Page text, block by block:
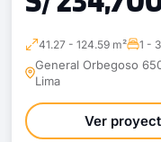
41.27 - 124.59 m² 1 -
General Orbegoso
Lima
Ver